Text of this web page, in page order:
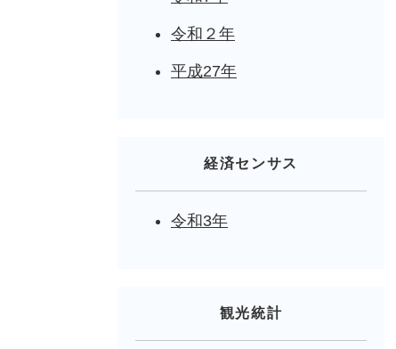
令和２年
平成27年
経済センサス
令和3年
観光統計